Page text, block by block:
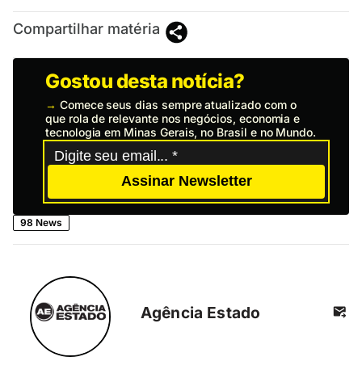
Compartilhar matéria
Gostou desta notícia?
→ Comece seus dias sempre atualizado com o
que rola de relevante nos negócios, economia e
tecnologia em Minas Gerais, no Brasil e no Mundo.
Assinar Newsletter
98 News
Agência Estado